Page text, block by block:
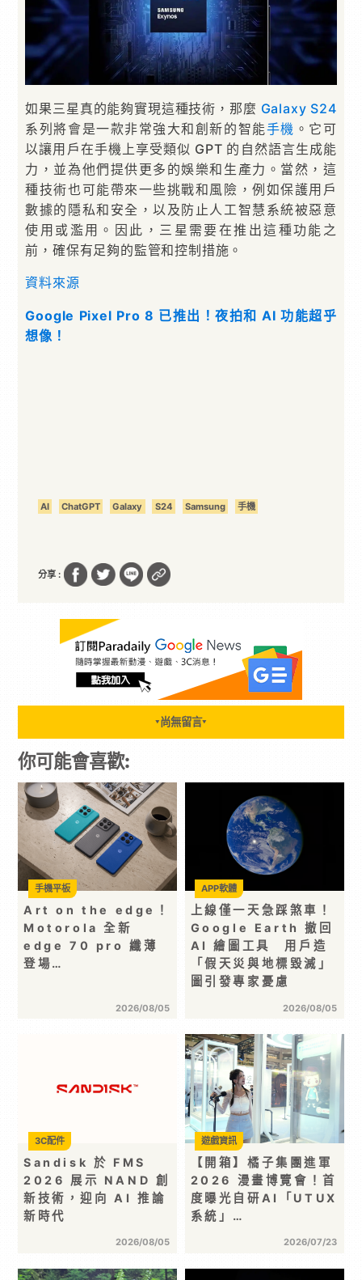
如果三星真的能夠實現這種技術，那麼 Galaxy S24
系列將會是一款非常強大和創新的智能手機 。它可
以讓用戶在手機上享受類似 GPT 的自然語言生成能
力，並為他們提供更多的娛樂和生產力。當然，這
種技術也可能帶來一些挑戰和風險，例如保護用戶
數據的隱私和安全，以及防止人工智慧系統被惡意
使用或濫用。因此，三星需要在推出這種功能之
前，確保有足夠的監管和控制措施。
資料來源
Google Pixel Pro 8 已推出！夜拍和 AI 功能超乎
想像！
AI ChatGPT Galaxy S24 Samsung 手機
分享 :
▼ 尚無留言▼
你可能會喜歡:
Art on the edge！
Motorola 全新
edge 70 pro 纖薄
登場…
2026/08/05
手機平板
上線僅一天急踩煞車！
Google Earth 撤回
AI 繪圖工具 用戶造
「假天災與地標毀滅」
圖引發專家憂慮
2026/08/05
APP軟體
Sandisk 於 FMS
2026 展示 NAND 創
新技術，迎向 AI 推論
新時代
2026/08/05
3C配件
【開箱】橘子集團進軍
2026 漫畫博覽會！首
度曝光自研AI「UTUX
系統」…
2026/07/23
遊戲資訊